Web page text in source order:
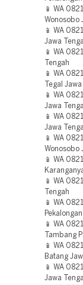
📱 WA
Wonosobo
📱 WA
Jawa
📱 WA
Tengah
📱 WA
Tegal
📱 WA
Jawa
📱 WA
Jawa
📱 WA
Wonosobo
📱 WA
📱 WA
Tengah
📱 WA
📱 WA
Tambang
📱 WA
Batang
📱 WA
Jawa